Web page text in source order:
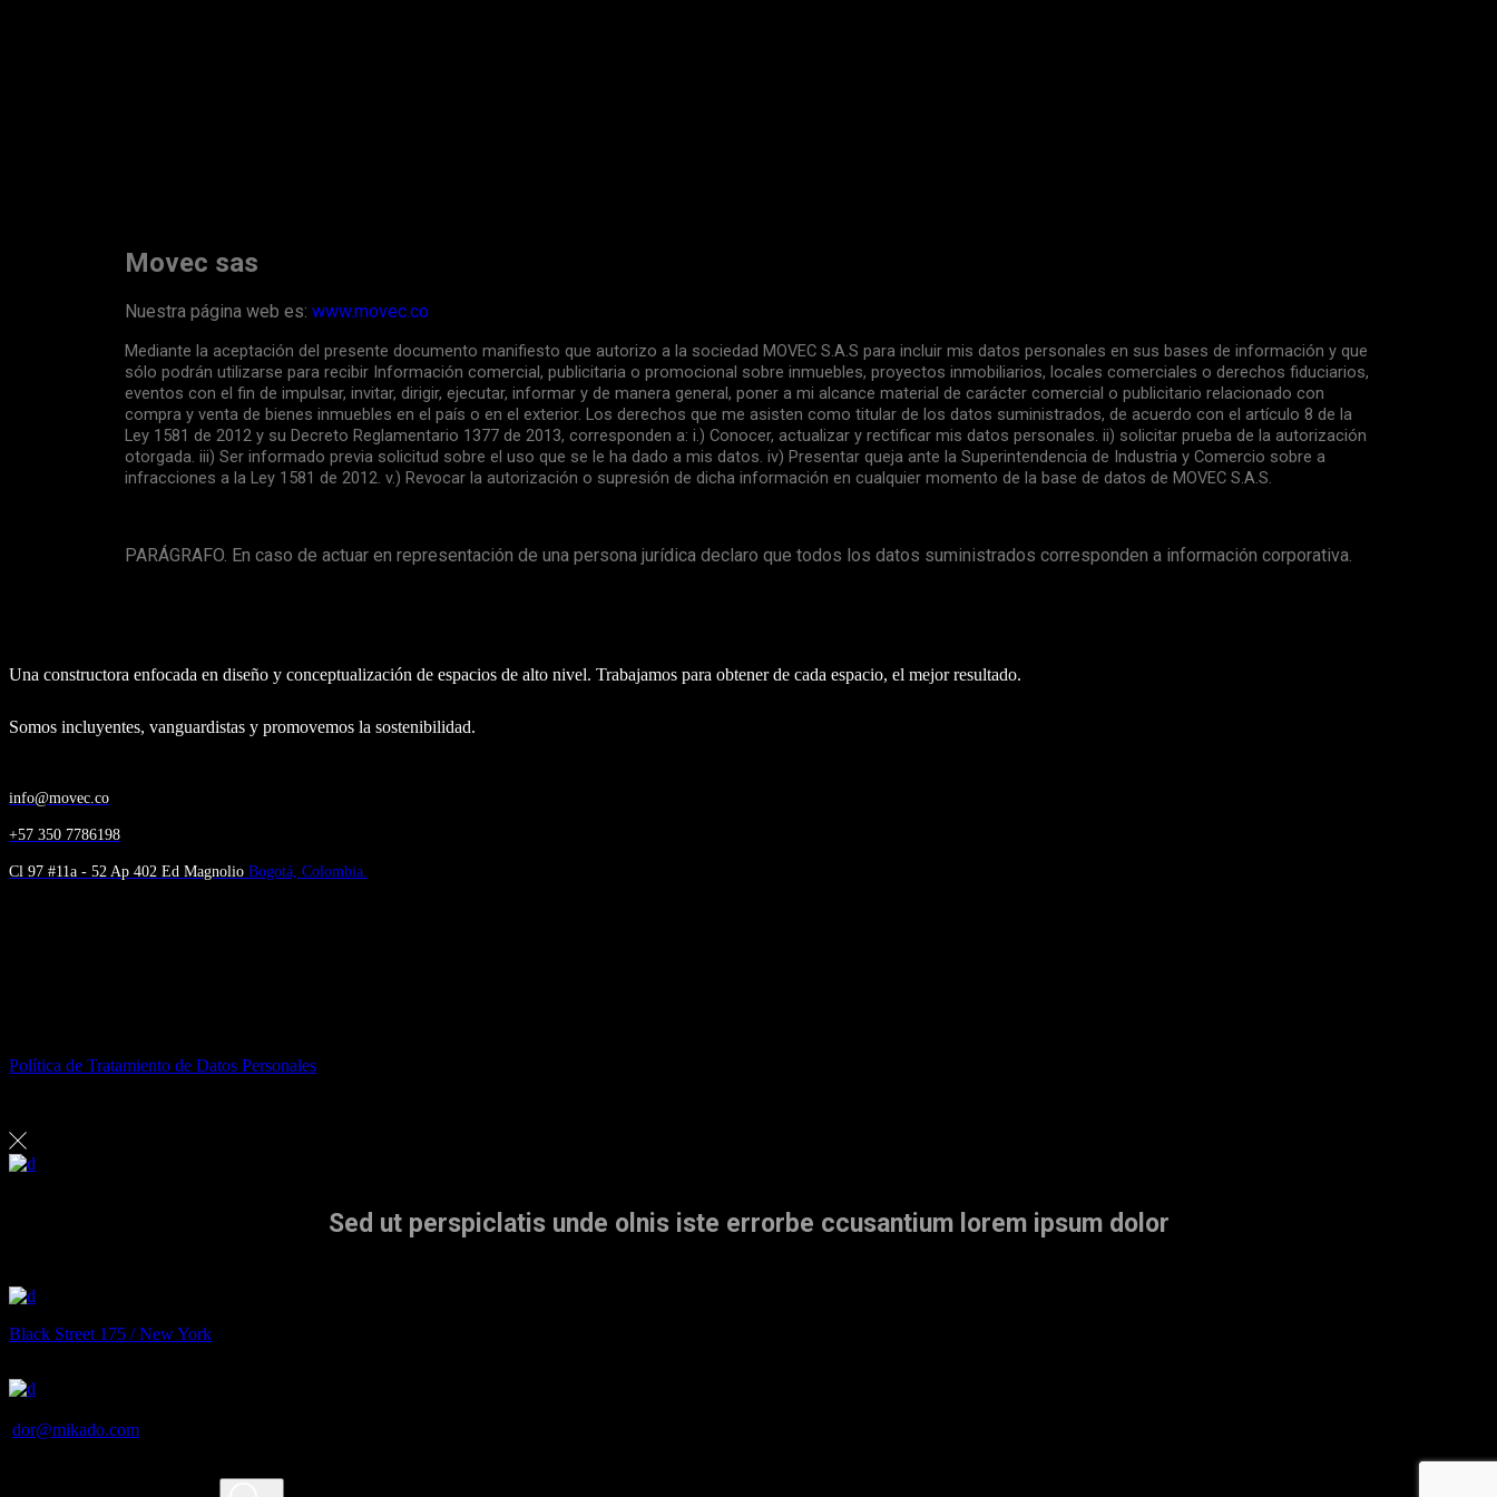
Movec sas
Nuestra página web es: www.movec.co
Mediante la aceptación del presente documento manifiesto que autorizo a la sociedad MOVEC S.A.S para incluir mis datos personales en sus bases de información y que
sólo podrán utilizarse para recibir Información comercial, publicitaria o promocional sobre inmuebles, proyectos inmobiliarios, locales comerciales o derechos fiduciarios,
eventos con el fin de impulsar, invitar, dirigir, ejecutar, informar y de manera general, poner a mi alcance material de carácter comercial o publicitario relacionado con
compra y venta de bienes inmuebles en el país o en el exterior. Los derechos que me asisten como titular de los datos suministrados, de acuerdo con el artículo 8 de la
Ley 1581 de 2012 y su Decreto Reglamentario 1377 de 2013, corresponden a: i.) Conocer, actualizar y rectificar mis datos personales. ii) solicitar prueba de la autorización
otorgada. iii) Ser informado previa solicitud sobre el uso que se le ha dado a mis datos. iv) Presentar queja ante la Superintendencia de Industria y Comercio sobre a
infracciones a la Ley 1581 de 2012. v.) Revocar la autorización o supresión de dicha información en cualquier momento de la base de datos de MOVEC S.A.S.
PARÁGRAFO. En caso de actuar en representación de una persona jurídica declaro que todos los datos suministrados corresponden a información corporativa.
Una constructora enfocada en diseño y conceptualización de espacios de alto nivel. Trabajamos para obtener de cada espacio, el mejor resultado.
Somos incluyentes, vanguardistas y promovemos la sostenibilidad.
info@movec.co
+57 350 7786198
Cl 97 #11a - 52 Ap 402 Ed Magnolio Bogotá, Colombia.
Política de Tratamiento de Datos Personales
Sed ut perspiclatis unde olnis iste errorbe ccusantium lorem ipsum dolor
Black Street 175 / New York
dor@mikado.com